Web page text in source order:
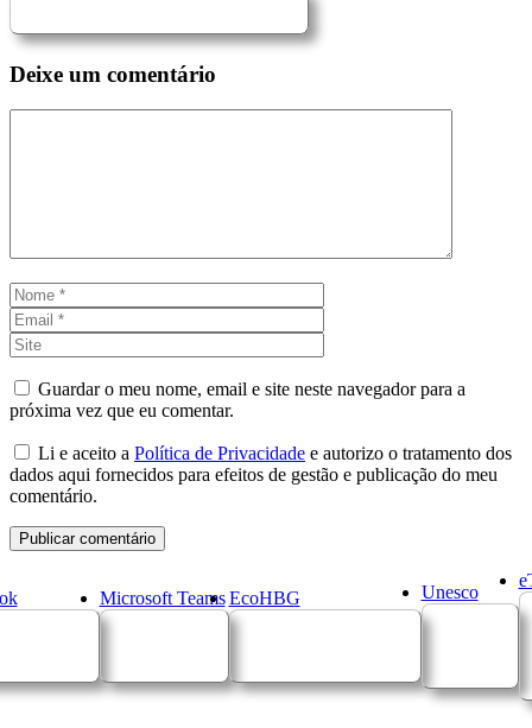
Deixe um comentário
Nome
Guardar o meu nome, email e site neste navegador para a
próxima vez que eu comentar.
Li e aceito a Política de Privacidade e autorizo o tratamento dos
dados aqui fornecidos para efeitos de gestão e publicação do meu
comentário.
Microsoft Teams EcoHBG Unesco